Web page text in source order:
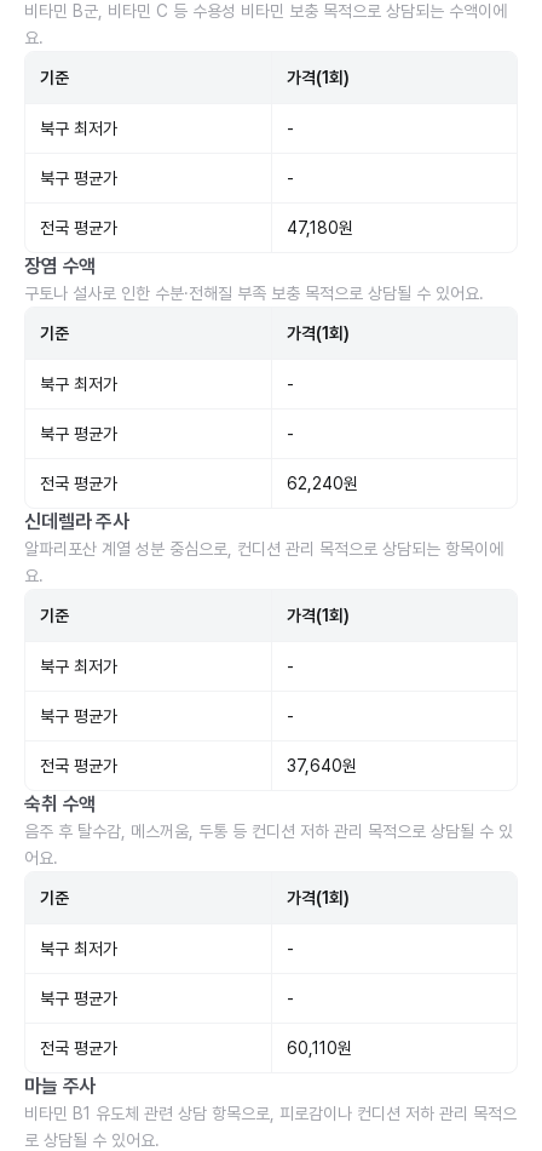
비타민 B군, 비타민 C 등 수용성 비타민 보충 목적으로 상담되는 수액이에
요.
기준 가격(1회)
북구 최저가 -
북구 평균가 -
전국 평균가 47,180원
장염 수액
구토나 설사로 인한 수분·전해질 부족 보충 목적으로 상담될 수 있어요.
기준 가격(1회)
북구 최저가 -
북구 평균가 -
전국 평균가 62,240원
신데렐라 주사
알파리포산 계열 성분 중심으로, 컨디션 관리 목적으로 상담되는 항목이에
요.
기준 가격(1회)
북구 최저가 -
북구 평균가 -
전국 평균가 37,640원
숙취 수액
음주 후 탈수감, 메스꺼움, 두통 등 컨디션 저하 관리 목적으로 상담될 수 있
어요.
기준 가격(1회)
북구 최저가 -
북구 평균가 -
전국 평균가 60,110원
마늘 주사
비타민 B1 유도체 관련 상담 항목으로, 피로감이나 컨디션 저하 관리 목적으
로 상담될 수 있어요.